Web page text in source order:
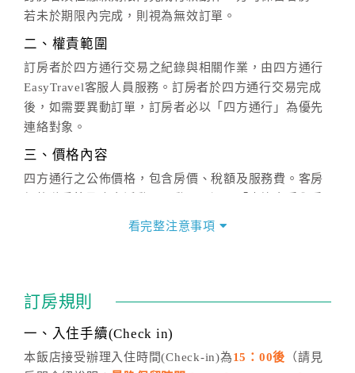
若未於期限內完成，則視為無效訂單。
二、權責範圍
訂房者於四方通行交易之紀錄與相關作業，由四方通行
EasyTravel客服人員服務。訂房者於四方通行交易完成
後，如需要異動訂單，訂房者必以「四方通行」為優先
連絡對象。
三、價格內容
四方通行之公佈價格，包含房價、稅額及服務費。客房
價」之當日價格為標準。
話方式異動訂單。
※非客服時間之申辦異動，皆為次日計算及辦理。
五、客服時間
看完整注意事項
訂房規則
一、入住手續(Check in)
本飯店接受辦理入住時間(Check-in)為15：00後 （請見